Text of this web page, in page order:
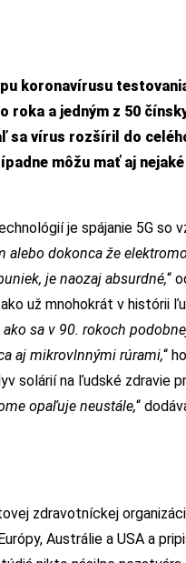
koronavírusu
roka a jedným z 50
vírus rozšíril do
môžu mať aj
je spájanie 5G so
alebo dokonca že
je naozaj absurdné,“
už mnohokrát v histórii
ako sa v 90. rokoch
aj mikrovlnnými rúrami,“
solárií na ľudské zdravie
opaľuje neustále,“
zdravotníckej
Austrálie a USA a